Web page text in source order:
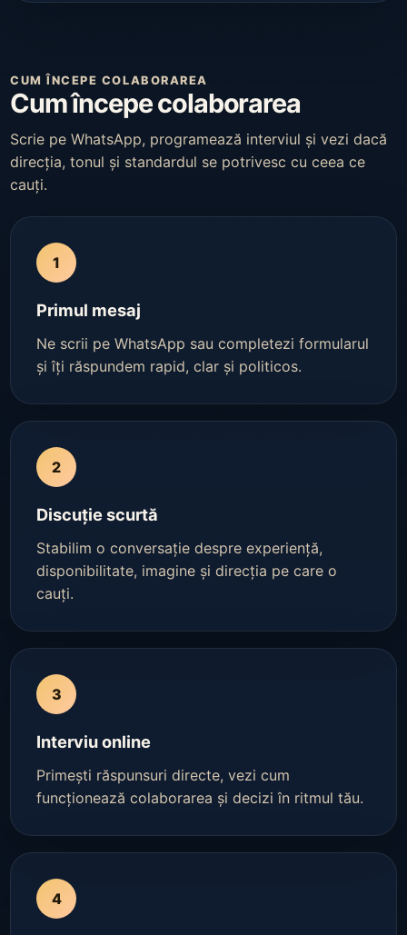
CUM ÎNCEPE COLABORAREA
Cum începe colaborarea
Scrie pe WhatsApp, programează interviul și vezi dacă
direcția, tonul și standardul se potrivesc cu ceea ce
cauți.
1
Primul mesaj
Ne scrii pe WhatsApp sau completezi formularul
și îți răspundem rapid, clar și politicos.
2
Discuție scurtă
Stabilim o conversație despre experiență,
disponibilitate, imagine și direcția pe care o
cauți.
3
Interviu online
Primești răspunsuri directe, vezi cum
funcționează colaborarea și decizi în ritmul tău.
4